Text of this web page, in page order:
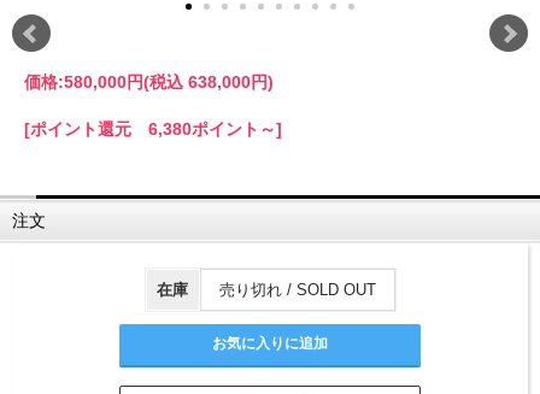
価格:580,000円(税込 638,000円)
[ポイント還元 6,380ポイント～]
注文
在庫 売り切れ / SOLD OUT